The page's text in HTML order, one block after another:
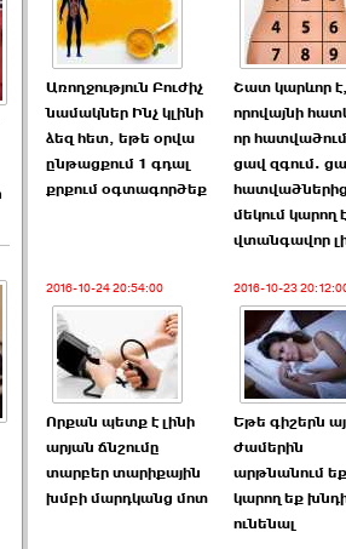
Առողջություն Բուժիչ
նամակներ Ինչ կլինի
ձեզ հետ, եթե օրվա
ընթացքում 1 գդալ
քրքում օգտագործեք
Շատ կարևոր
որովայնի
որ
ցավ զգում.
մեկում կարող է
վտանգավոր
2016-10-24 20:54:00
Որքան պետք է լինի
արյան ճնշումը
տարբեր տարիքային
խմբի մարդկանց մոտ
2016-10-23
Եթե գիշերն
ժամերին
արթնանում
կարող եք
ունենալ